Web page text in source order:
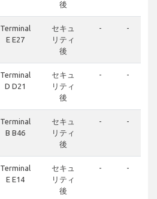
後
Terminal
E E27
セキュ
リティ
後
- -
Terminal
D D21
セキュ
リティ
後
- -
Terminal
B B46
セキュ
リティ
後
- -
Terminal
E E14
セキュ
リティ
後
- -